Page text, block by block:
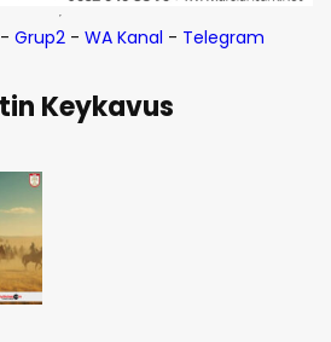
- Grup2- WA Kanal - Telegram
Keykavus